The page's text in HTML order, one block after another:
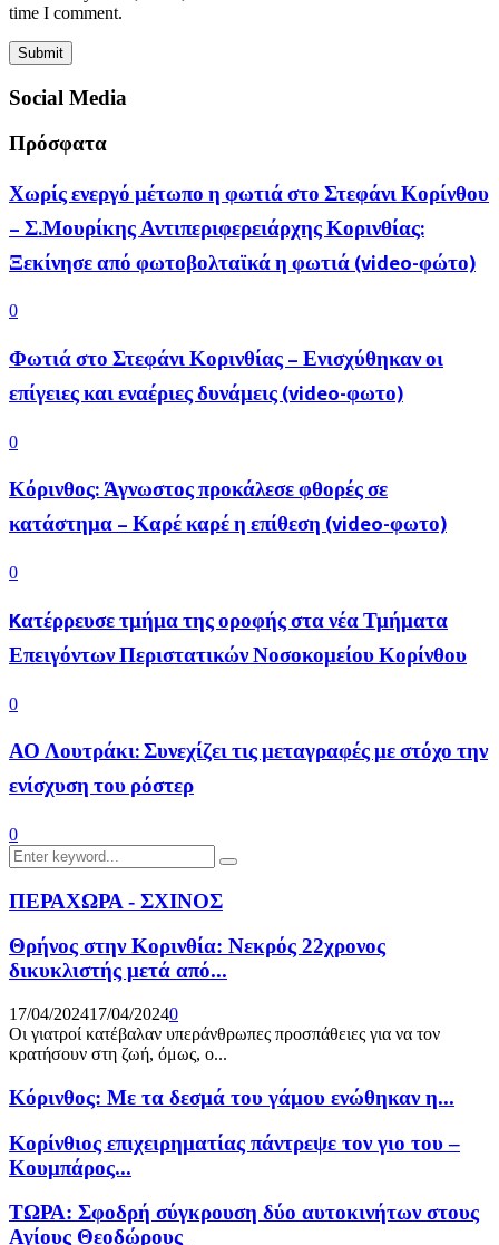
time I comment.
Social Media
Πρόσφατα
Χωρίς ενεργό μέτωπο η φωτιά στο Στεφάνι Κορίνθου
– Σ.Μουρίκης Αντιπεριφερειάρχης Κορινθίας:
Ξεκίνησε από φωτοβολταϊκά η φωτιά (video-φώτο)
0
Φωτιά στο Στεφάνι Κορινθίας – Ενισχύθηκαν οι
επίγειες και εναέριες δυνάμεις (video-φωτο)
0
Κόρινθος: Άγνωστος προκάλεσε φθορές σε
κατάστημα – Καρέ καρέ η επίθεση (video-φωτο)
0
Kατέρρευσε τμήμα της οροφής στα νέα Τμήματα
Επειγόντων Περιστατικών Νοσοκομείου Κορίνθου
0
ΑΟ Λουτράκι: Συνεχίζει τις μεταγραφές με στόχο την
ενίσχυση του ρόστερ
0
Search
for:
Search
ΠΕΡΑΧΩΡΑ - ΣΧΙΝΟΣ
Θρήνος στην Κορινθία: Νεκρός 22χρονος
δικυκλιστής μετά από...
17/04/202417/04/20240
Οι γιατροί κατέβαλαν υπεράνθρωπες προσπάθειες για να τον
κρατήσουν στη ζωή, όμως, ο...
Κόρινθος: Με τα δεσμά του γάμου ενώθηκαν η...
Κορίνθιος επιχειρηματίας πάντρεψε τον γιο του –
Κουμπάρος...
ΤΩΡΑ: Σφοδρή σύγκρουση δύο αυτοκινήτων στους
Αγίους Θεοδώρους